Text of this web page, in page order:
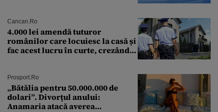
Cancan.ro
4.000 lei amendă tuturor
românilor care locuiesc la casă și
fac acest lucru în curte, crezând
Prosport.ro
„Bătălia pentru 50.000.000 de
dolari”. Divorțul anului:
Anamaria atacă averea